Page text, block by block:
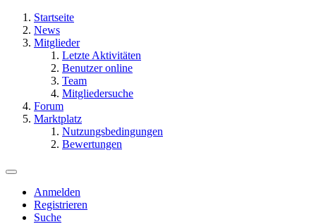
Startseite
News
Mitglieder
Letzte Aktivitäten
Benutzer online
Team
Mitgliedersuche
Forum
Marktplatz
Nutzungsbedingungen
Bewertungen
Anmelden
Registrieren
Suche